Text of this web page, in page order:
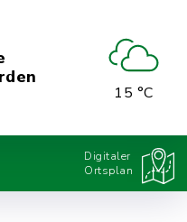
15 °C
Digitaler
Ortsplan